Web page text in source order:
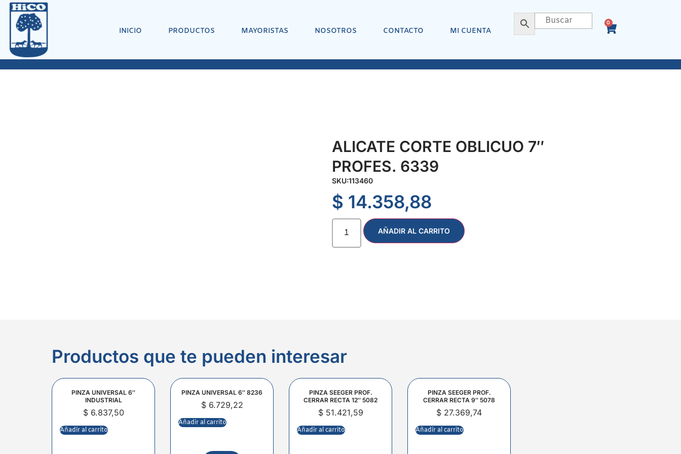
INICIO PRODUCTOS MAYORISTAS NOSOTROS CONTACTO MI CUENTA
0
ALICATE CORTE OBLICUO 7″
PROFES. 6339
SKU:113460
$ 14.358,88
AÑADIR AL CARRITO
Productos que te pueden interesar
PINZA UNIVERSAL 6″
INDUSTRIAL
$6.837,50
Añadir al carrito
PINZA UNIVERSAL 6″ 8236
$6.729,22
Añadir al carrito
PINZA SEEGER PROF.
CERRAR RECTA 12″ 5082
$51.421,59
Añadir al carrito
PINZA SEEGER PROF.
CERRAR RECTA 9″ 5078
$ 27.369,74
Añadir al carrito